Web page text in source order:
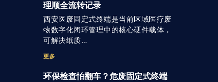
理顺全流转记录
西安医废固定式终端是当前区域医疗废
物数字化闭环管理中的核心硬件载体，
可解决纸质…
更多
环保检查怕翻车？危废固定式终端